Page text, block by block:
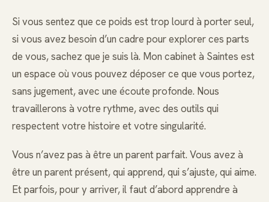
Si vous sentez que ce poids est trop lourd à porter seul,
si vous avez besoin d’un cadre pour explorer ces parts
de vous, sachez que je suis là. Mon cabinet à Saintes est
un espace où vous pouvez déposer ce que vous portez,
sans jugement, avec une écoute profonde. Nous
travaillerons à votre rythme, avec des outils qui
respectent votre histoire et votre singularité.
Vous n’avez pas à être un parent parfait. Vous avez à
être un parent présent, qui apprend, qui s’ajuste, qui aime.
Et parfois, pour y arriver, il faut d’abord apprendre à